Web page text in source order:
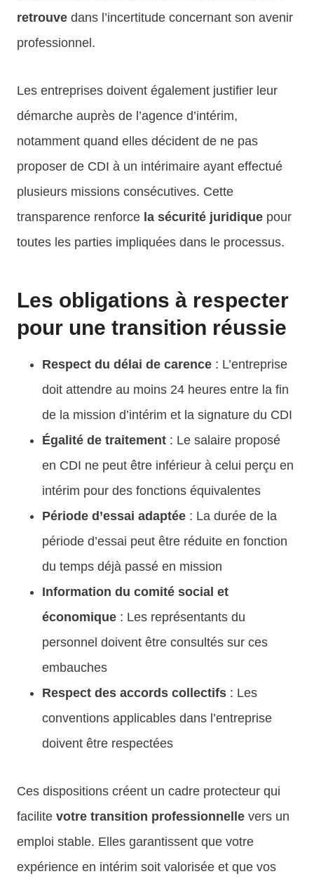
retrouve dans l’incertitude concernant son avenir
professionnel.
Les entreprises doivent également justifier leur
démarche auprès de l’agence d’intérim,
notamment quand elles décident de ne pas
proposer de CDI à un intérimaire ayant effectué
plusieurs missions consécutives. Cette
transparence renforce la sécurité juridique pour
toutes les parties impliquées dans le processus.
Les obligations à respecter
pour une transition réussie
Respect du délai de carence : L’entreprise
doit attendre au moins 24 heures entre la fin
de la mission d’intérim et la signature du CDI
Égalité de traitement : Le salaire proposé
en CDI ne peut être inférieur à celui perçu en
intérim pour des fonctions équivalentes
Période d’essai adaptée : La durée de la
période d’essai peut être réduite en fonction
du temps déjà passé en mission
Information du comité social et
économique : Les représentants du
personnel doivent être consultés sur ces
embauches
Respect des accords collectifs : Les
conventions applicables dans l’entreprise
doivent être respectées
Ces dispositions créent un cadre protecteur qui
facilite votre transition professionnelle vers un
emploi stable. Elles garantissent que votre
expérience en intérim soit valorisée et que vos